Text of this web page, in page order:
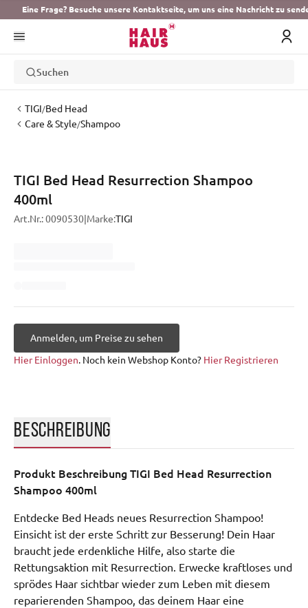
Eine Frage? Besuche unsere Kontaktseite, um uns eine Nachricht zu
Suchen
TIGI/Bed Head
Care & Style/Shampoo
TIGI Bed Head Resurrection Shampoo
400ml
Art.Nr.:0090530 Marke:TIGI
Anmelden, um Preise zu sehen
Hier Einloggen. Noch kein Webshop Konto? Hier Registrieren
BESCHREIBUNG
Produkt Beschreibung TIGI Bed Head Resurrection
Shampoo 400ml
Entdecke Bed Heads neues Resurrection Shampoo!
Einsicht ist der erste Schritt zur Besserung! Dein Haar
braucht jede erdenkliche Hilfe, also starte die
Rettungsaktion mit Resurrection. Erwecke kraftloses und
sprödes Haar sichtbar wieder zum Leben mit diesem
reparierenden Shampoo, das deinem Haar eine